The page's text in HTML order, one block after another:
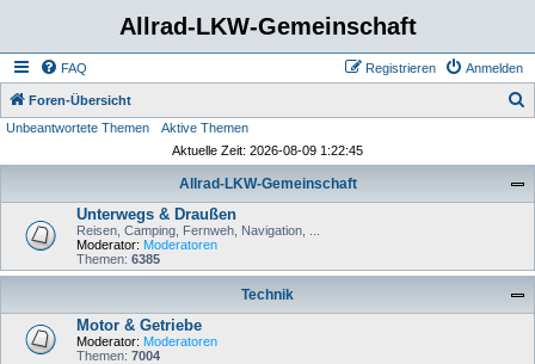
Allrad-LKW-Gemeinschaft
FAQ Anmelden
Registrieren
Foren-Übersicht
Unbeantwortete Themen
Aktive Themen
Aktuelle Zeit: 2026-08-09 1:22:45
Allrad-LKW-Gemeinschaft
Unterwegs & Draußen
Reisen, Camping, Fernweh, Navigation, ...
Moderator: Moderatoren
Themen: 6385
Technik
Motor & Getriebe
Moderator: Moderatoren
Themen: 7004